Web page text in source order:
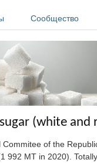
Сообщество
(white and
of the
992 MT in 2020).